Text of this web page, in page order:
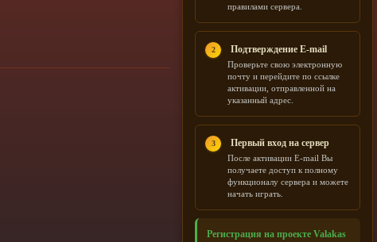
правилами сервера.
2 Подтверждение E-mail
Проверьте свою электронную
почту и перейдите по ссылке
активации, отправленной на
указанный адрес.
3 Первый вход на сервер
После активации E-mail Вы
получаете доступ к полному
функционалу сервера и можете
начать играть.
Регистрация на проекте Valakas